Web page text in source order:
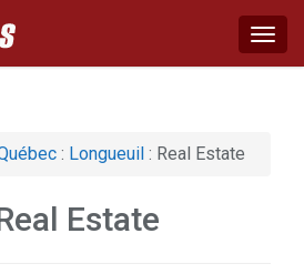
: Longueuil : Real Estate
Estate